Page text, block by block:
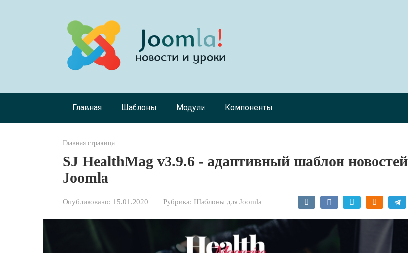
Главная Шаблоны Модули Компоненты
Главная страница
SJ HealthMag v3.9.6 - адаптивный шаблон новостей
Joomla
Опубликовано: 15.01.2020 Рубрика: Шаблоны для Joomla